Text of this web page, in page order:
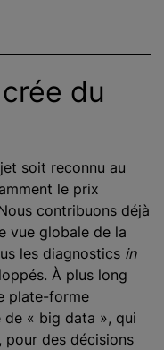
du
soit reconnu au
le prix
contribuons déjà
vue globale de la
les diagnostics in
À plus long
plate-forme
de « big data », qui
pour des décisions